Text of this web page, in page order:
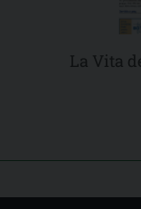
La Vita